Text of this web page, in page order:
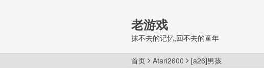
老游戏
抹不去的记忆,回不去的童年
首页 Atari2600 [a26]男孩